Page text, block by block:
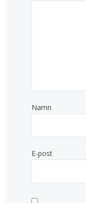
Namn
E-post